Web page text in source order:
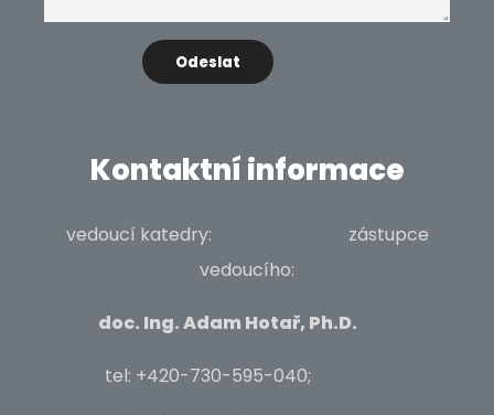
Kontaktní informace
vedoucí katedry: zástupce
vedoucího:
doc. Ing. Adam Hotař, Ph.D.
tel: +420-730-595-040;